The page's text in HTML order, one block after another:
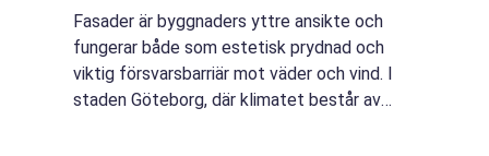
Fasader är byggnaders yttre ansikte och
fungerar både som estetisk prydnad och
viktig försvarsbarriär mot väder och vind. I
staden Göteborg, där klimatet består av